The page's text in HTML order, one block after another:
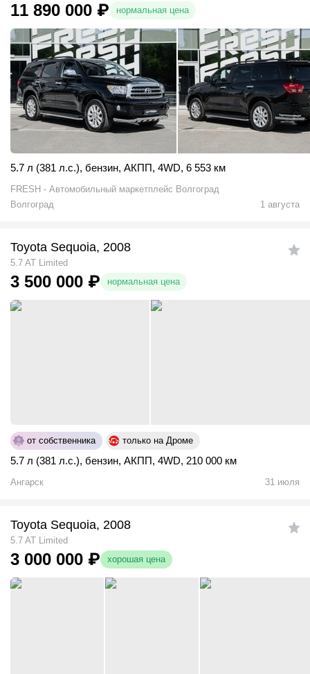
11 890 000 ₽ нормальная цена
5.7 л (381 л.с.), бензин, АКПП, 4WD, 6 553 км
FRESH - Автомобильный маркетплейс Волгоград
Волгоград
1 августа
Toyota Sequoia, 2008
5.7 AT Limited
3 500 000 ₽ нормальная цена
от собственника только на Дроме
5.7 л (381 л.с.), бензин, АКПП, 4WD, 210 000 км
Ангарск 31 июля
Toyota Sequoia, 2008
5.7 AT Limited
3 000 000 ₽ хорошая цена